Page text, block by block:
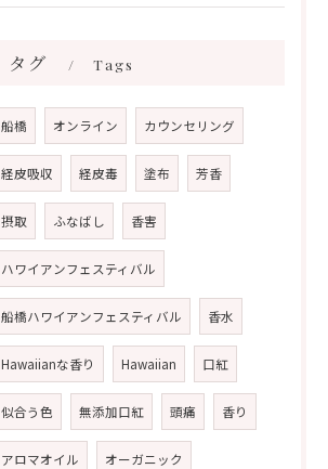
タグ Tags
船橋 オンライン カウンセリング
経皮吸収 経皮毒 塗布 芳香
摂取 ふなばし 香害
ハワイアンフェスティバル
船橋ハワイアンフェスティバル 香水
Hawaiianな香り Hawaiian 口紅
似合う色 無添加口紅 頭痛 香り
アロマオイル オーガニック